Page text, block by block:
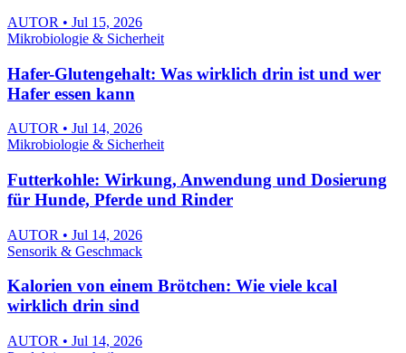
AUTOR • Jul 15, 2026
Mikrobiologie & Sicherheit
Hafer-Glutengehalt: Was wirklich drin ist und wer
Hafer essen kann
AUTOR • Jul 14, 2026
Mikrobiologie & Sicherheit
Futterkohle: Wirkung, Anwendung und Dosierung
für Hunde, Pferde und Rinder
AUTOR • Jul 14, 2026
Sensorik & Geschmack
Kalorien von einem Brötchen: Wie viele kcal
wirklich drin sind
AUTOR • Jul 14, 2026